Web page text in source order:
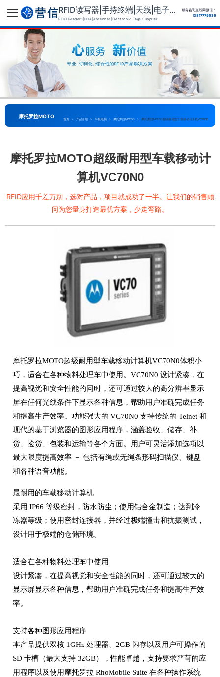
RFID读写器|手持终端|天线|电子标签供应商
RFID Readers|PDA|Antennas|Electronic Tags Supplier
服务咨询直线同微信：
13817779536
摩托罗拉MOTO 首页 > 产品介绍 > 平板电脑 > 摩托罗拉MOTO > 摩托罗拉MOTO超级耐用型车载移动计算机VC70N0
摩托罗拉MOTO超级耐用型车载移动计
算机VC70N0
RFID应用千差万别，选对产品，项目就成功了一半。让我们的销售顾
问为您量身打造最优方案，少走弯路。
摩托罗拉MOTO超级耐用型车载移动计算机VC70N0体积小
巧，适合在各种物料处理车中使用。VC70N0 设计紧凑，在
提高视觉和安全性能的同时，还可通过较大的高分辨率显示
屏在任何光线条件下显示各种信息，帮助用户准确完成任务
和提高生产效率。功能强大的 VC70N0 支持传统的 Telnet 和
现代的基于浏览器的图形应用程序，涵盖验收、储存、补
货、捡货、包装和运输等各个方面。用户可灵活添加选项以
最大限度提高效率 － 包括有绳或无绳条形码扫描仪、键盘
和各种语音功能。
最耐用的车载移动计算机
采用 IP66 等级密封，防水防尘；使用铝合金制造；达到冷
冻器等级；使用密封连接器，并经过极端撞击和抗振测试，
设计用于极端的仓储环境。
适合在各种物料处理车中使用
设计紧凑，在提高视觉和安全性能的同时，还可通过较大的
显示屏显示各种信息，帮助用户准确完成任务和提高生产效
率。
支持各种图形应用程序
本产品提供双核 1GHz 处理器、2GB 闪存以及用户可操作的
SD 卡槽（最大支持 32GB），性能卓越，支持要求严苛的应
用程序以及使用摩托罗拉 RhoMobile Suite 在各种操作系统